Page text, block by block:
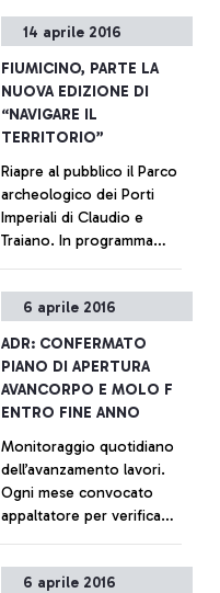
delegato Ugo de Carolis,
amministratore delegato di
Telepass dal 2008.
profonda gratitudine al
fondamentale ruolo svolto
fino alla sua fusione con
Atlantia avvenuta nel 2013,
in cui la sua figura è stata di
riferimento per l'azienda. Il
suo grande impegno e
professionalità hanno
permesso il superamento
delle tante difficoltà e dei
nodi irrisolti accumulati per
anni e l'avvio dell'ambizioso
programma di investimenti
finalmente allineare
l'aeroporto di Fiumicino ai
migliori standard europei e
mondiali.
14 aprile 2016
FIUMICINO, PARTE LA
NUOVA EDIZIONE DI
“NAVIGARE IL
TERRITORIO”
Riapre al pubblico il Parco
archeologico dei Porti
Imperiali di Claudio e
Traiano. In programma
Leonardo da Vinci.
+ Approfondisci
6 aprile 2016
ADR: CONFERMATO
PIANO DI APERTURA
AVANCORPO E MOLO F
ENTRO FINE ANNO
Monitoraggio quotidiano
dell’avanzamento lavori.
Ogni mese convocato
appaltatore per verifica
+ Approfondisci
6 aprile 2016